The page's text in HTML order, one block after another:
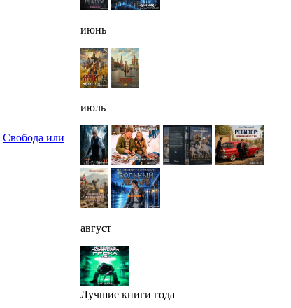
Свобода или
июнь
июль
август
Лучшие книги года